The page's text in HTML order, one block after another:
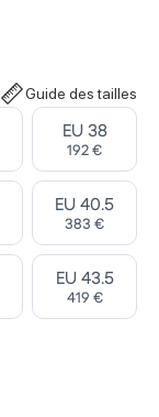
Guide des tailles
Select ‎
EU 38
192 €
Select ‎
EU 40.5
383 €
Select ‎
EU 43.5
419 €